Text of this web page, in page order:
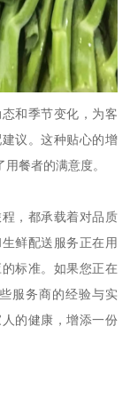
和季节变化，为客
议。这种贴心的增
餐者的满意度。
，都承载着对品质
鲜配送服务正在用
标准。如果您正在
服务商的经验与实
的健康，增添一份